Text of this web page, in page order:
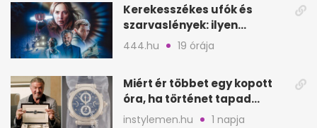
Kerekesszékes ufók és
szarvaslények: ilyen
Spielberg új filmje
444.hu 19 órája
Miért ér többet egy kopott
óra, ha történet tapad
hozzá?
instylemen.hu 1 napja